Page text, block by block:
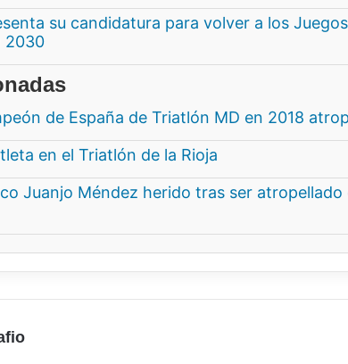
su candidatura para volver a los
2030
de España de Triatlón MD en 2018
en el Triatlón de la Rioja
Juanjo Méndez herido tras ser atropellado